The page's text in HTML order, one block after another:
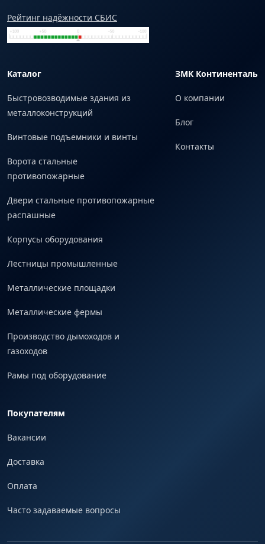
Рейтинг надёжности СБИС
Каталог
Быстровозводимые здания из
металлоконструкций
Винтовые подъемники и винты
Ворота стальные
противопожарные
Двери стальные противопожарные
распашные
Корпусы оборудования
Лестницы промышленные
Металлические площадки
Металлические фермы
Производство дымоходов и
газоходов
Рамы под оборудование
ЗМК Континенталь
О компании
Блог
Контакты
Покупателям
Вакансии
Доставка
Оплата
Часто задаваемые вопросы